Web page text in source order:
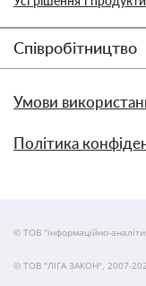
Співробітництво
Умови
Політика
© ТОВ "інформаційно-
© ТОВ "ЛІГА ЗАКОН", 2007-